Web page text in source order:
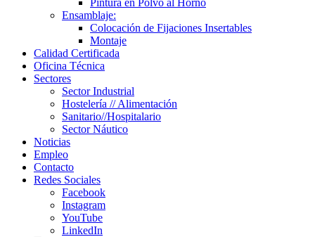
Pintura en Polvo al Horno
Ensamblaje:
Colocación de Fijaciones Insertables
Montaje
Calidad Certificada
Oficina Técnica
Sectores
Sector Industrial
Hostelería // Alimentación
Sanitario//Hospitalario
Sector Náutico
Noticias
Empleo
Contacto
Redes Sociales
Facebook
Instagram
YouTube
LinkedIn